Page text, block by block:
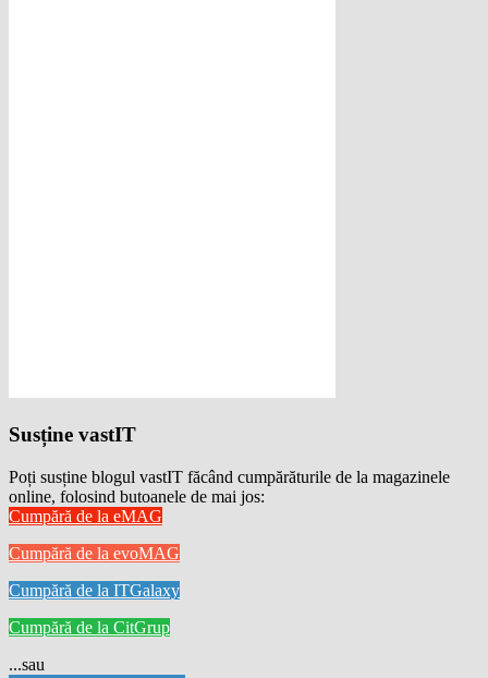
Susține vastIT
Poți susține blogul vastIT făcând cumpărăturile de la magazinele
online, folosind butoanele de mai jos:
Cumpără de la eMAG
Cumpără de la evoMAG
Cumpără de la ITGalaxy
Cumpără de la CitGrup
...sau